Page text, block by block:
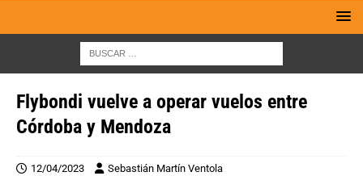
Flybondi vuelve a operar vuelos entre
Córdoba y Mendoza
12/04/2023 Sebastián Martín Ventola